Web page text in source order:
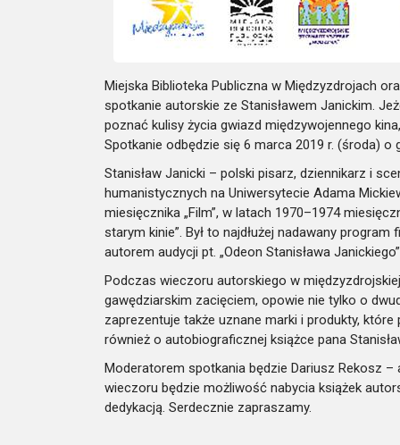
Miejska Biblioteka Publiczna w Międzyzdrojach
spotkanie autorskie ze Stanisławem Janickim.
poznać kulisy życia gwiazd międzywojennego
Spotkanie odbędzie się 6 marca 2019 r. (środa) o
Stanisław Janicki – polski pisarz, dziennikarz i
humanistycznych na Uniwersytecie Adama
miesięcznika „Film”, w latach 1970–1974
starym kinie”. Był to najdłużej nadawany
autorem audycji pt. „Odeon Stanisława
Podczas wieczoru autorskiego w
gawędziarskim zacięciem, opowie nie tylko o
zaprezentuje także uznane marki i produkty,
również o autobiograficznej książce pana
Moderatorem spotkania będzie Dariusz Rekosz –
wieczoru będzie możliwość nabycia książek
dedykacją. Serdecznie zapraszamy.